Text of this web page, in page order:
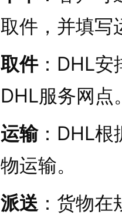
取件，并填写
取件：DHL安
DHL服务网点
运输：DHL根
物运输。
派送：货物在